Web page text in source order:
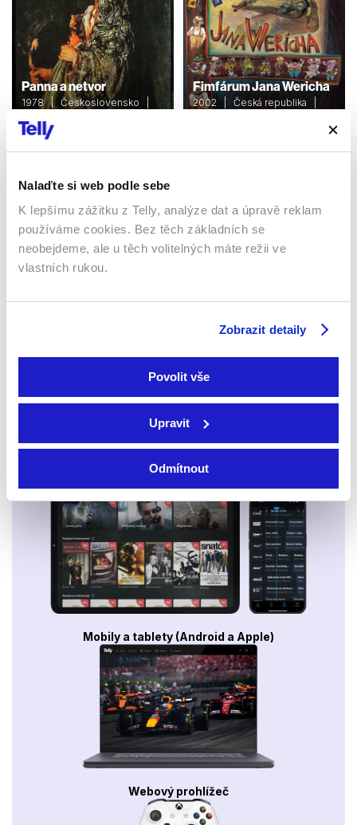
Nalaďte si web podle sebe
K lepšímu zážitku z Telly, analýze dat a úpravě reklam
používáme cookies. Bez těch základních se
neobejdeme, ale u těch volitelných máte režii ve
vlastních rukou.
Zobrazit detaily
Povolit vše
Upravit
Odmítnout
Panna a netvor
1978 | Československo |
Filmy / Rodinné / Dětské /
Pohádka
Fimfárum Jana Wericha
2002 | Česká republika |
Sledujte kdekoliv až na 6 zařízeních
Sledovat internetovou televizi jde odkudkoliv
po celé EU, a to až na 6 zařízeních.
Smart TV - Android, Google, Samsung, LG, VIDAA
Mobily a tablety (Android a Apple)
Webový prohlížeč